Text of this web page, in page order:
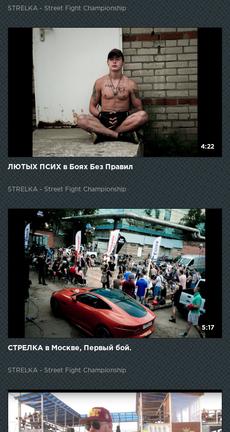
STRELKA - Street Fight Championship
4:22
ЛЮТЫХ ПСИХ в Боях Без Правил
STRELKA - Street Fight Championship
5:17
СТРЕЛКА в Москве, Первый бой.
STRELKA - Street Fight Championship